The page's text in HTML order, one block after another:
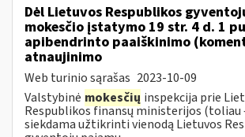
Dėl Lietuvos Respublikos
mokesčio įstatymo 19 str. 4 d. 1
apibendrinto paaiškinimo
atnaujinimo
Web turinio sąrašas 2023-10-09
Valstybinė mokesčių inspekcija prie
Respublikos finansų ministerijos (toliau
siekdama užtikrinti vienodą Lietuvos